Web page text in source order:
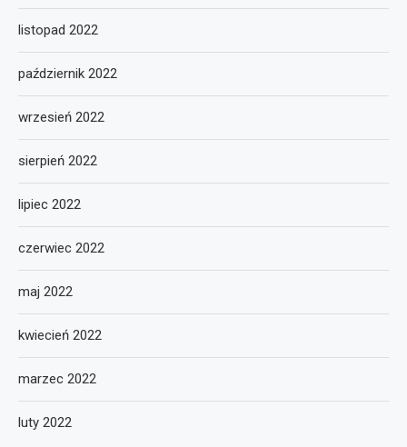
listopad 2022
październik 2022
wrzesień 2022
sierpień 2022
lipiec 2022
czerwiec 2022
maj 2022
kwiecień 2022
marzec 2022
luty 2022